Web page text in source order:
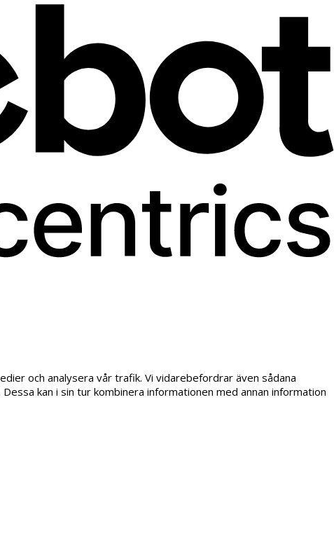
och analysera vår trafik. Vi vidarebefordrar även sådana
kan i sin tur kombinera informationen med annan information